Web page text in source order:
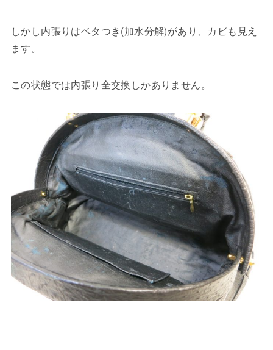
しかし内張りはベタつき(加水分解)があり、カビも見え
ます。
この状態では内張り全交換しかありません。